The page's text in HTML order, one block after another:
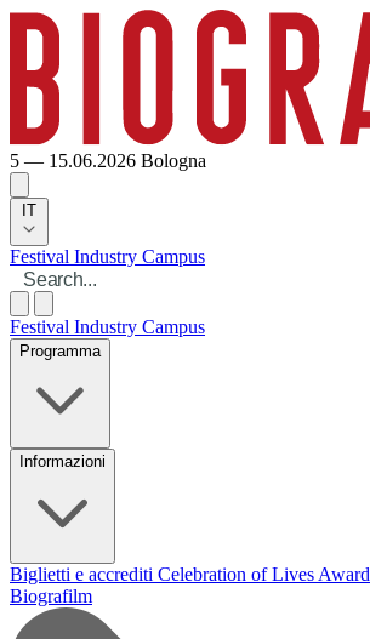
5 — 15.06.2026 Bologna
IT
Festival Industry Campus
Festival Industry Campus
Programma
Informazioni
Biglietti e accrediti Celebration of Lives Award
Biografilm